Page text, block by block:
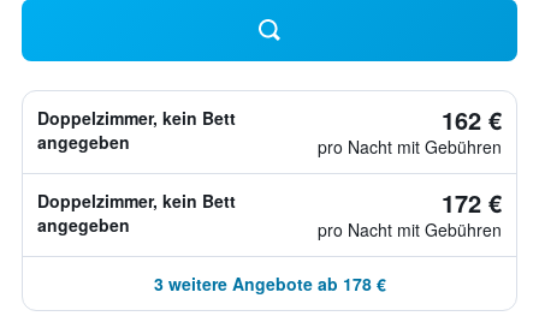
Doppelzimmer, kein Bett
angegeben
162 €
pro Nacht mit Gebühren
Doppelzimmer, kein Bett
angegeben
172 €
pro Nacht mit Gebühren
3 weitere Angebote ab 178 €